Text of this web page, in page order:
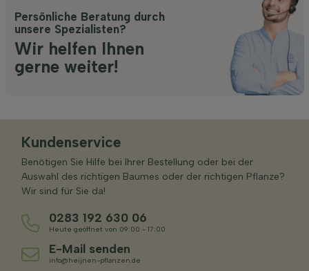
Persönliche Beratung durch
unsere Spezialisten?
Wir helfen Ihnen
gerne weiter!
Kundenservice
Benötigen Sie Hilfe bei Ihrer Bestellung oder bei der
Auswahl des richtigen Baumes oder der richtigen Pflanze?
Wir sind für Sie da!
0283 192 630 06
Heute geöffnet von 09:00 - 17:00
E-Mail senden
info@heijnen-pflanzen.de